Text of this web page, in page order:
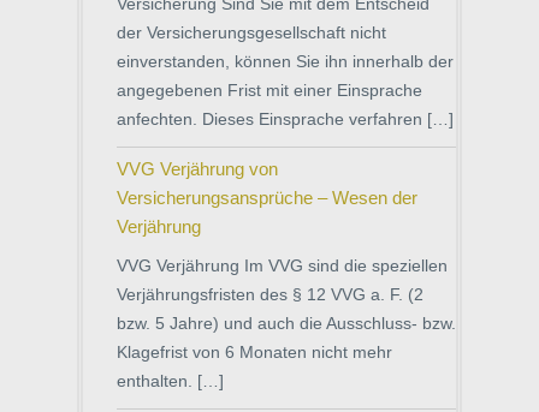
der Versicherungsgesellschaft nicht
einverstanden, können Sie ihn innerhalb der
angegebenen Frist mit einer Einsprache
anfechten. Dieses Einsprache verfahren […]
VVG Verjährung von
Versicherungsansprüche – Wesen der
Verjährung
VVG Verjährung Im VVG sind die speziellen
Verjährungsfristen des § 12 VVG a. F. (2
bzw. 5 Jahre) und auch die Ausschluss- bzw.
Klagefrist von 6 Monaten nicht mehr
enthalten. […]